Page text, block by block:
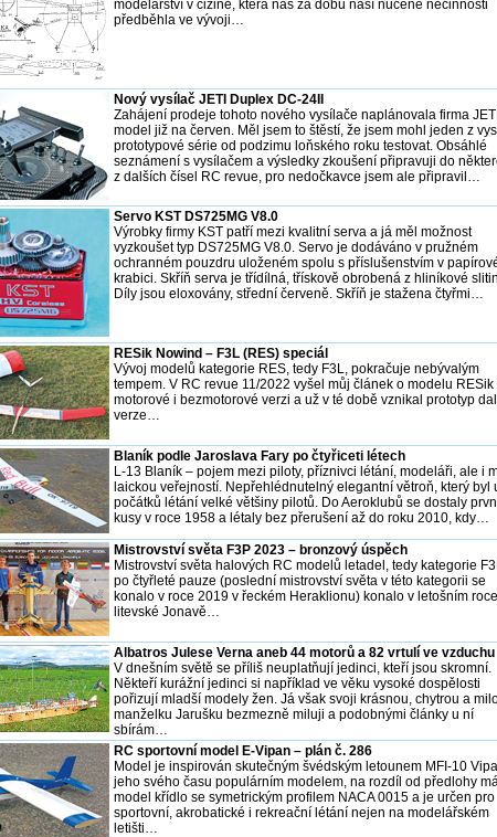
modelářství v cizině, která nás za dobu naší nucené nečinnosti
předběhla ve vývoji…
Nový vysílač JETI Duplex DC-24II
Zahájení prodeje tohoto nového vysílače naplánovala firma
model již na červen. Měl jsem to štěstí, že jsem mohl jeden z
prototypové série od podzimu loňského roku testovat. Obsáhlé
seznámení s vysílačem a výsledky zkoušení připravuji do
z dalších čísel RC revue, pro nedočkavce jsem ale připravil…
Servo KST DS725MG V8.0
Výrobky firmy KST patří mezi kvalitní serva a já měl možnost
vyzkoušet typ DS725MG V8.0. Servo je dodáváno v pružném
ochranném pouzdru uloženém spolu s příslušenstvím v
krabici. Skříň serva je třídílná, třískově obrobená z hliníkové
Díly jsou eloxovány, střední červeně. Skříň je stažena čtyřmi…
RESik Nowind – F3L (RES) speciál
Vývoj modelů kategorie RES, tedy F3L, pokračuje nebývalým
tempem. V RC revue 11/2022 vyšel můj článek o modelu RESik
motorové i bezmotorové verzi a už v té době vznikal prototyp
verze…
Blaník podle Jaroslava Fary po čtyřiceti létech
L-13 Blaník – pojem mezi piloty, příznivci létání, modeláři, ale i
laickou veřejností. Nepřehlédnutelný elegantní větroň, který byl
počátků létání velké většiny pilotů. Do Aeroklubů se dostaly
kusy v roce 1958 a létaly bez přerušení až do roku 2010, kdy…
Mistrovství světa F3P 2023 – bronzový úspěch
Mistrovství světa halových RC modelů letadel, tedy kategorie
po čtyřleté pauze (poslední mistrovství světa v této kategorii se
konalo v roce 2019 v řeckém Heraklionu) konalo v letošním
litevské Jonavě…
Albatros Julese Verna aneb 44 motorů a 82 vrtulí ve vzduchu
V dnešním světě se příliš neuplatňují jedinci, kteří jsou skromní.
Někteří kurážní jedinci si například ve věku vysoké dospělosti
pořizují mladší modely žen. Já však svoji krásnou, chytrou a
manželku Jarušku bezmezně miluji a podobnými články u ní
sbírám…
RC sportovní model E-Vipan – plán č. 286
Model je inspirován skutečným švédským letounem MFI-10
jeho svého času populárním modelem, na rozdíl od předlohy
model křídlo se symetrickým profilem NACA 0015 a je určen pro
sportovní, akrobatické i rekreační létání nejen na modelářském
letišti…